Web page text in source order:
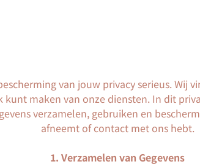
van jouw privacy serieus. Wij
kunt maken van onze diensten. In dit
verzamelen, gebruiken en
afneemt of contact met ons hebt.
1. Verzamelen van Gegevens